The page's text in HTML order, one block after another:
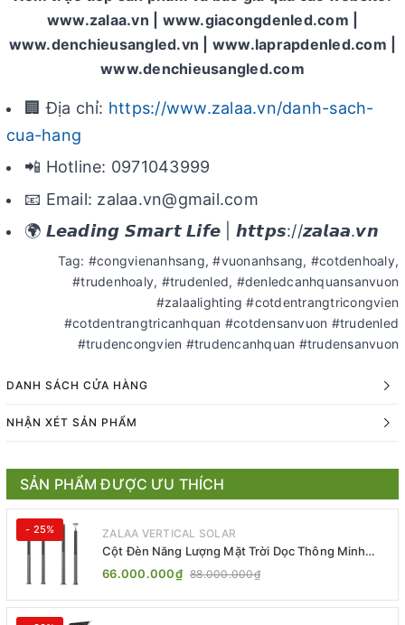
www.zalaa.vn | www.giacongdenled.com |
www.denchieusangled.vn | www.laprapdenled.com |
www.denchieusangled.com
🏢 Địa chỉ: https://www.zalaa.vn/danh-sach-
cua-hang
📲 Hotline: 0971043999
📧 Email: zalaa.vn@gmail.com
🌍 𝙇𝙚𝙖𝙙𝙞𝙣𝙜 𝙎𝙢𝙖𝙧𝙩 𝙇𝙞𝙛𝙚 | 𝙝𝙩𝙩𝙥𝙨://𝙯𝙖𝙡𝙖𝙖.𝙫𝙣
Tag: #congvienanhsang, #vuonanhsang, #cotdenhoaly,
#trudenhoaly, #trudenled, #denledcanhquansanvuon
#zalaalighting #cotdentrangtricongvien
#cotdentrangtricanhquan #cotdensanvuon #trudenled
#trudencongvien #trudencanhquan #trudensanvuon
DANH SÁCH CỬA HÀNG
NHẬN XÉT SẢN PHẨM
SẢN PHẨM ĐƯỢC ƯU THÍCH
- 25% ZALAA VERTICAL SOLAR
Cột Đèn Năng Lượng Mặt Trời Dọc Thông Minh
ZSR-YYDS-360 | ZALAA Jsc
66.000.000₫ 88.000.000₫